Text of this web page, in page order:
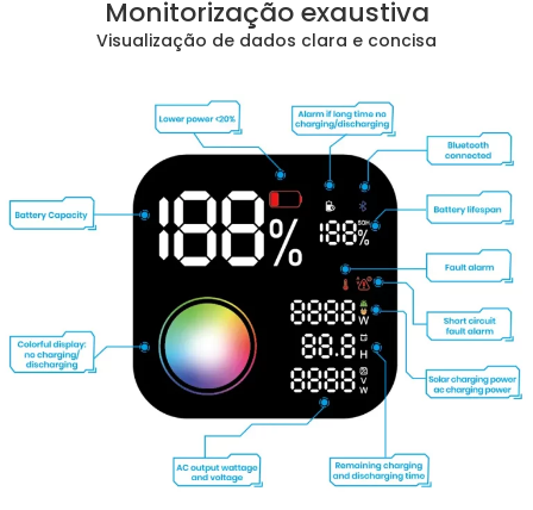
Monitorização exaustiva
Visualização de dados clara e concisa